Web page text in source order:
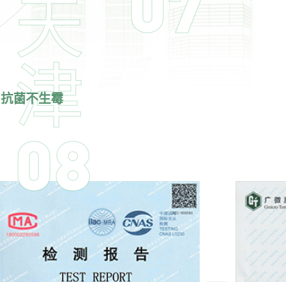
抗菌不生霉
天
津
08